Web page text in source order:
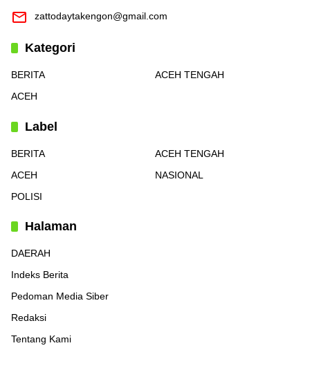
zattodaytakengon@gmail.com
Kategori
BERITA
ACEH TENGAH
ACEH
Label
BERITA
ACEH TENGAH
ACEH
NASIONAL
POLISI
Halaman
DAERAH
Indeks Berita
Pedoman Media Siber
Redaksi
Tentang Kami